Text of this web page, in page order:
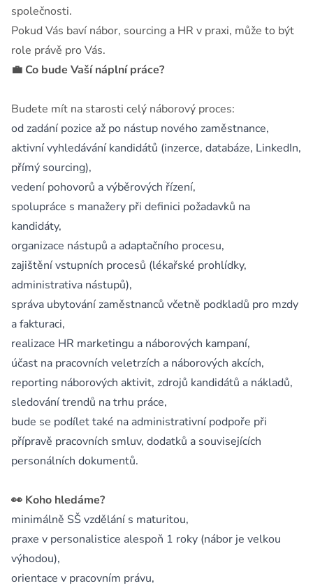
společnosti.
Pokud Vás baví nábor, sourcing a HR v praxi, může to být
role právě pro Vás.
💼 Co bude Vaší náplní práce?
Budete mít na starosti celý náborový proces:
od zadání pozice až po nástup nového zaměstnance,
aktivní vyhledávání kandidátů (inzerce, databáze, LinkedIn,
přímý sourcing),
vedení pohovorů a výběrových řízení,
spolupráce s manažery při definici požadavků na
kandidáty,
organizace nástupů a adaptačního procesu,
zajištění vstupních procesů (lékařské prohlídky,
administrativa nástupů),
správa ubytování zaměstnanců včetně podkladů pro mzdy
a fakturaci,
realizace HR marketingu a náborových kampaní,
účast na pracovních veletrzích a náborových akcích,
reporting náborových aktivit, zdrojů kandidátů a nákladů,
sledování trendů na trhu práce,
bude se podílet také na administrativní podpoře při
přípravě pracovních smluv, dodatků a souvisejících
personálních dokumentů.
👀 Koho hledáme?
minimálně SŠ vzdělání s maturitou,
praxe v personalistice alespoň 1 roky (nábor je velkou
výhodou),
orientace v pracovním právu,